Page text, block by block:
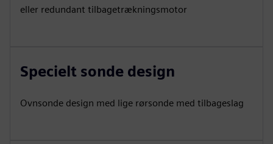
eller redundant tilbagetrækningsmotor
Specielt sonde design
Ovnsonde design med lige rørsonde med tilbageslag